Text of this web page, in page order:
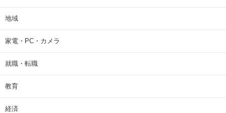
地域
家電・PC・カメラ
就職・転職
教育
経済